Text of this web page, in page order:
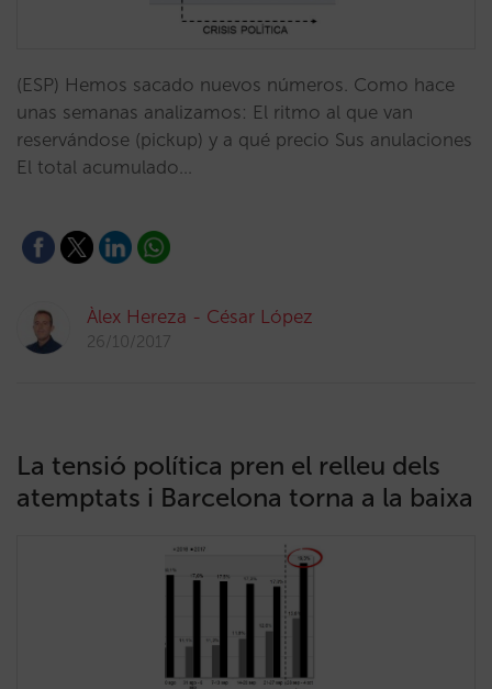
(ESP) Hemos sacado nuevos números. Como hace
unas semanas analizamos: El ritmo al que van
reservándose (pickup) y a qué precio Sus anulaciones
El total acumulado…
Àlex Hereza - César López
26/10/2017
La tensió política pren el relleu dels
atemptats i Barcelona torna a la baixa